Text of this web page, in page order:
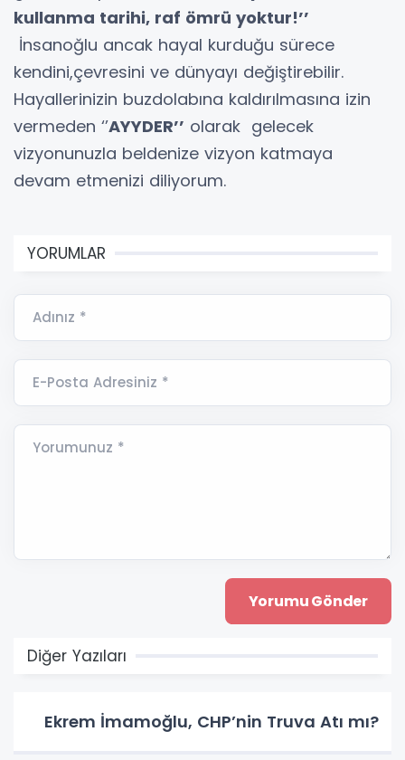
kullanma tarihi, raf ömrü yoktur!’’
İnsanoğlu ancak hayal kurduğu sürece
kendini,çevresini ve dünyayı değiştirebilir.
Hayallerinizin buzdolabına kaldırılmasına izin
vermeden ‘’AYYDER’’ olarak gelecek
vizyonunuzla beldenize vizyon katmaya
devam etmenizi diliyorum.
YORUMLAR
Adınız *
E-Posta Adresiniz *
Yorumunuz *
Diğer Yazıları
Ekrem İmamoğlu, CHP’nin Truva Atı mı?